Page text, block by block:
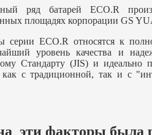
ряд батарей ECO.R
площадях корпорации GS
серии ECO.R относятся к
уровень качества и
Стандарту (JIS) и идеально
с традиционной, так и с
эти факторы была